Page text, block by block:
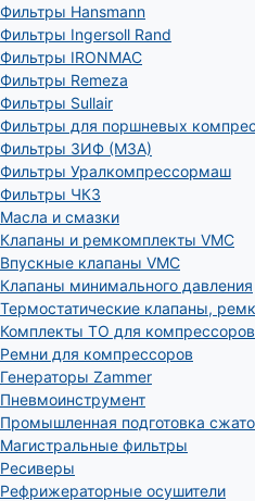
Фильтры Hansmann
Фильтры Ingersoll Rand
Фильтры IRONMAC
Фильтры Remeza
Фильтры Sullair
Фильтры для поршневых
Фильтры ЗИФ (МЗА)
Фильтры Уралкомпрессормаш
Фильтры ЧКЗ
Масла и смазки
Клапаны и ремкомплекты VMC
Впускные клапаны VMC
Клапаны минимального давления
Термостатические клапаны,
Комплекты ТО для компрессоров
Ремни для компрессоров
Генераторы Zammer
Пневмоинструмент
Промышленная подготовка
Магистральные фильтры
Ресиверы
Рефрижераторные осушители